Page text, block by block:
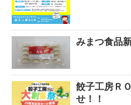
みまつ食品
餃子工房Ｒ
せ！！